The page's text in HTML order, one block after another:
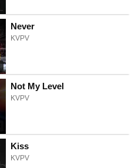
Never
KVPV
Not My Level
KVPV
Kiss
KVPV